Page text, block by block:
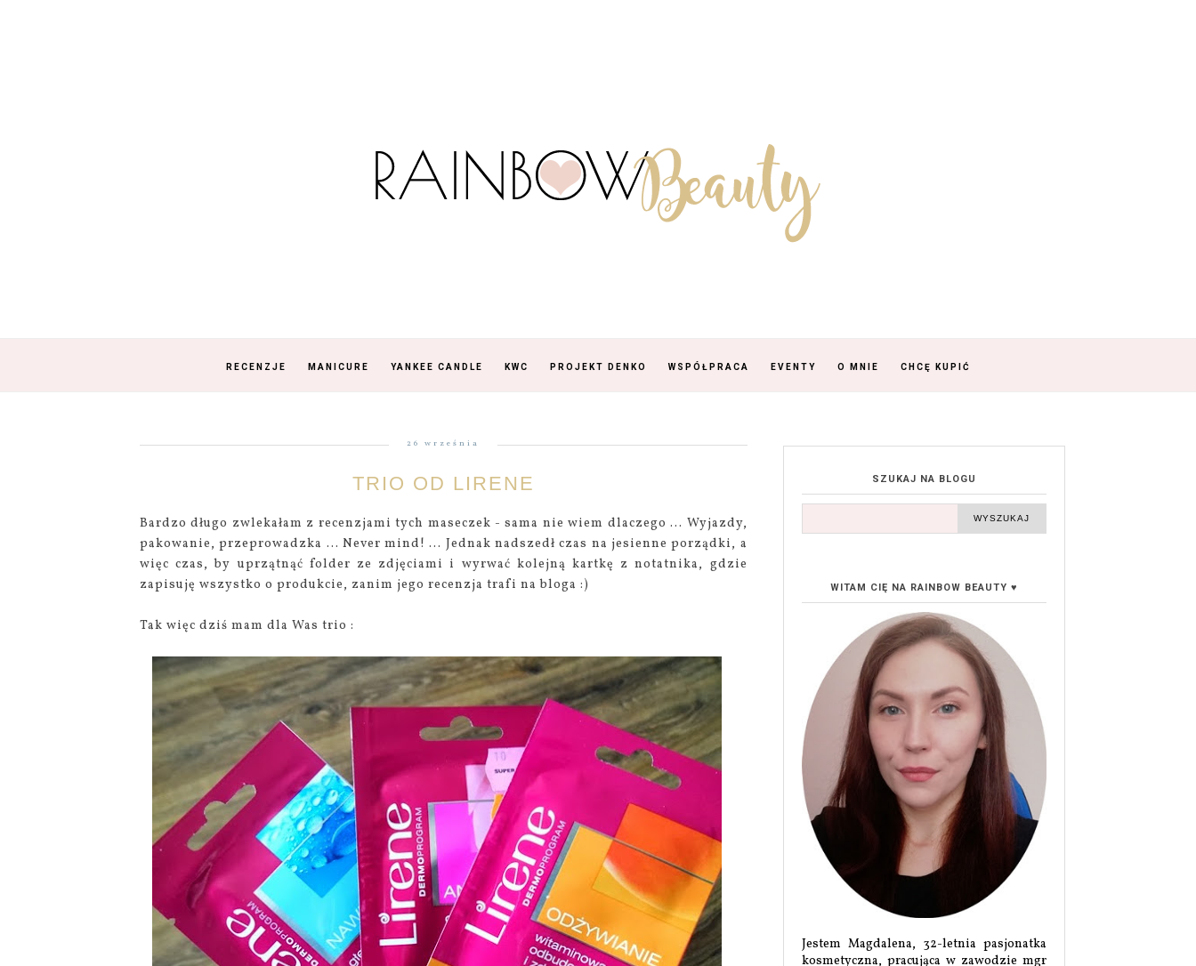
RECENZJE MANICURE YANKEE CANDLE KWC PROJEKT DENKO WSPÓŁPRACA EVENTY O MNIE CHCĘ KUPIĆ
26 września
TRIO OD LIRENE
Bardzo długo zwlekałam z recenzjami tych maseczek - sama nie wiem dlaczego ... Wyjazdy,
pakowanie, przeprowadzka ... Never mind! ... Jednak nadszedł czas na jesienne porządki, a
więc czas, by uprzątnąć folder ze zdjęciami i wyrwać kolejną kartkę z notatnika, gdzie
zapisuję wszystko o produkcie, zanim jego recenzja trafi na bloga :)
Tak więc dziś mam dla Was trio :
SZUKAJ NA BLOGU
WITAM CIĘ NA RAINBOW BEAUTY ♥
Jestem Magdalena, 32-letnia pasjonatka
kosmetyczna, pracująca w zawodzie mgr